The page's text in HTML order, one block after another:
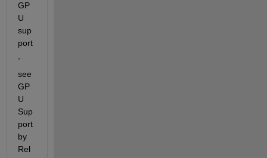
GP
U
sup
port
see
GP
U
Sup
port
by
Rel